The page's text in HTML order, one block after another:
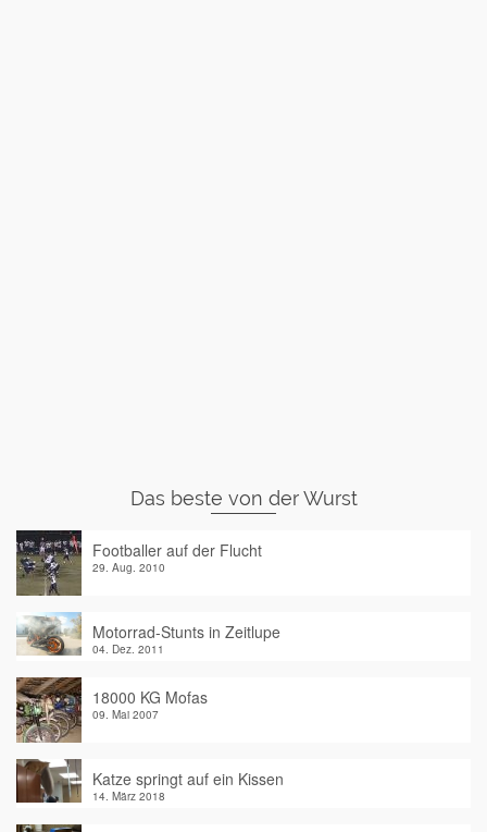
Das beste von der Wurst
Footballer auf der Flucht
29. Aug. 2010
Motorrad-Stunts in Zeitlupe
04. Dez. 2011
18000 KG Mofas
09. Mai 2007
Katze springt auf ein Kissen
14. März 2018